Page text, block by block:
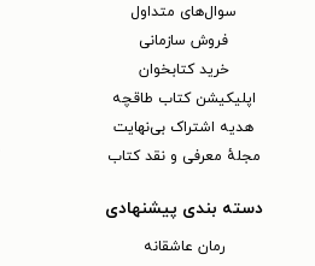
سوال‌های متداول
فروش سازمانی
خرید کتابخوان
اپلیکیشن کتاب طاقچه
هدیه اشتراک بی‌نهایت
مجلهٔ معرفی و نقد کتاب
دسته بندی پیشنهادی
رمان عاشقانه